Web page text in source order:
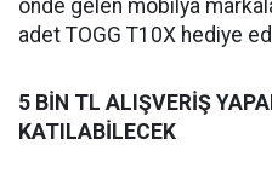
önde gelen mobilya
adet TOGG T10X hediye
5 BİN TL ALIŞVERİŞ
KATILABİLECEK